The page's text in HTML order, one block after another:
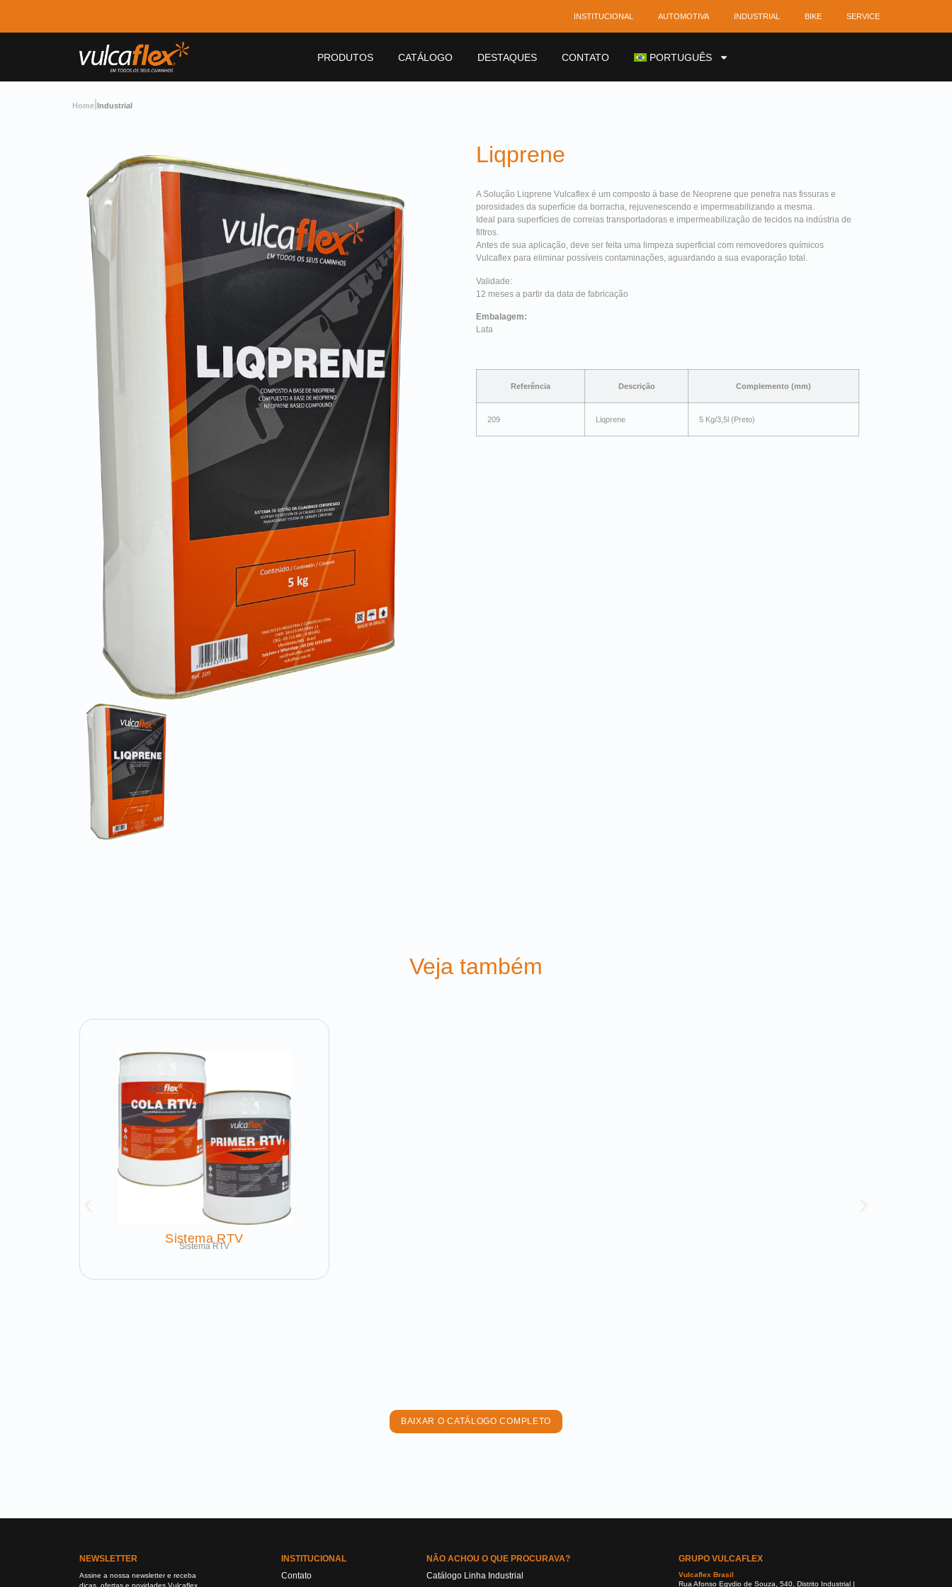
INSTITUCIONAL AUTOMOTIVA INDUSTRIAL BIKE SERVICE
PRODUTOS CATÁLOGO DESTAQUES CONTATO PORTUGUÊS
Home Industrial
Liqprene
A Solução Liqprene Vulcaflex é um composto à base de Neoprene que penetra nas fissuras e
porosidades da superfície da borracha, rejuvenescendo e impermeabilizando a mesma.
Ideal para superfícies de correias transportadoras e impermeabilização de tecidos na indústria de
filtros.
Antes de sua aplicação, deve ser feita uma limpeza superficial com removedores químicos
Vulcaflex para eliminar possíveis contaminações, aguardando a sua evaporação total.
Validade:
12 meses a partir da data de fabricação
Embalagem:
Lata
Referência Descrição Complemento (mm)
209 Liqprene 5 Kg/3,5l (Preto)
Veja também
Sistema RTV
Sistema RTV
BAIXAR O CATÁLOGO COMPLETO
NEWSLETTER
Assine a nossa newsletter e receba
dicas, ofertas e novidades Vulcaflex.
INSTITUCIONAL
Contato
NÃO ACHOU O QUE PROCURAVA?
Catálogo Linha Industrial
GRUPO VULCAFLEX
Vulcaflex Brasil
Rua Afonso Egydio de Souza, 540, Distrito Industrial |